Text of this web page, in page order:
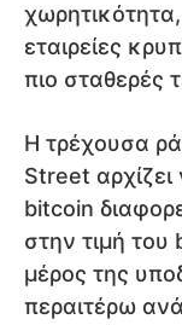
εταιρείες
πιο σταθερές
Η τρέχουσα
Street
bitcoin
στην τιμή
μέρος της
περαιτέρω